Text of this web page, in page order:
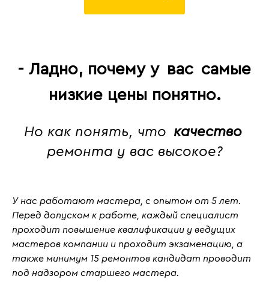
- Ладно, почему у вас самые
низкие цены понятно.
Но как понять, что качество
ремонта у вас высокое?
У нас работают мастера, с опытом от 5 лет.
Перед допуском к работе, каждый специалист
проходит повышение квалификации у ведущих
мастеров компании и проходит экзаменацию , а
также минимум 15 ремонтов кандидат проводит
под надзором старшего мастера.